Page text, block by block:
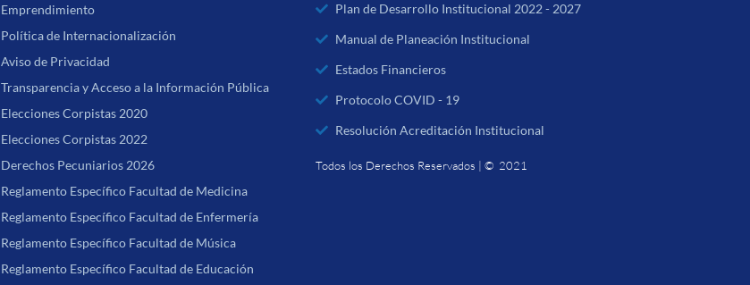
Emprendimiento
Política de Internacionalización
Aviso de Privacidad
Transparencia y Acceso a la Información Pública
Elecciones Corpistas 2020
Elecciones Corpistas 2022
Derechos Pecuniarios 2026
Reglamento Específico Facultad de Medicina
Reglamento Específico Facultad de Enfermería
Reglamento Específico Facultad de Música
Reglamento Específico Facultad de Educación
Plan de Desarrollo Institucional 2022 - 2027
Manual de Planeación Institucional
Estados Financieros
Protocolo COVID - 19
Resolución Acreditación Institucional
Todos los Derechos Reservados | © 2021